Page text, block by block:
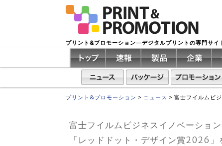
プリント&プロモーション―デジタルプリントの専門サ
プリント&プロモーション > ニュース > 富士フイルムビ
富士フイルムビジネスイノベーショ
「レッドドット・デザイン賞2026」